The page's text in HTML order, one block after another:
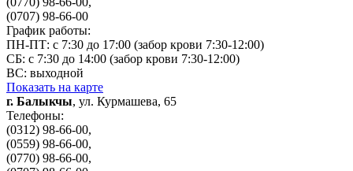
(0707) 98-66-00
График работы:
ПН-ПТ: с 7:30 до 17:00 (забор крови 7:30-12:00)
СБ: с 7:30 до 14:00 (забор крови 7:30-12:00)
ВС: выходной
Показать на карте
г. Балыкчы, ул. Курмашева, 65
Телефоны:
(0312) 98-66-00,
(0559) 98-66-00,
(0770) 98-66-00,